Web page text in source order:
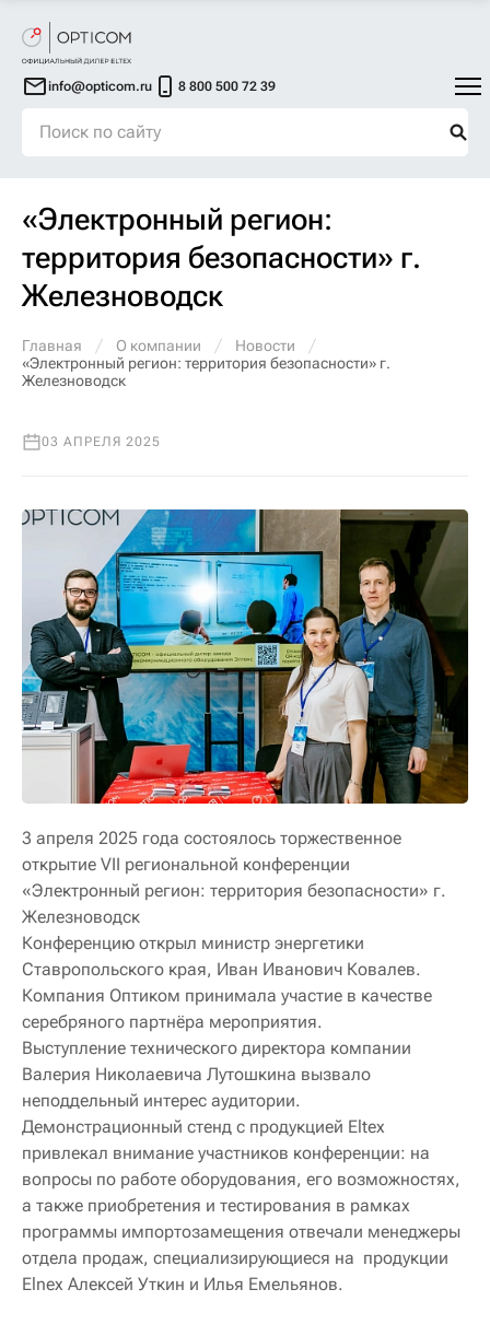
info@opticom.ru 8 800 500 72 39
«Электронный регион:
территория безопасности» г.
Железноводск
Главная О компании
Новости
«Электронный регион: территория безопасности» г.
Железноводск
03 АПРЕЛЯ 2025
3 апреля 2025 года состоялось торжественное
открытие VII региональной конференции
«Электронный регион: территория безопасности» г.
Железноводск
Конференцию открыл министр энергетики
Ставропольского края, Иван Иванович Ковалев.
Компания Оптиком принимала участие в качестве
серебряного партнёра мероприятия.
Выступление технического директора компании
Валерия Николаевича Лутошкина вызвало
неподдельный интерес аудитории.
Демонстрационный стенд с продукцией Eltex
привлекал внимание участников конференции: на
вопросы по работе оборудования, его возможностях,
а также приобретения и тестирования в рамках
программы импортозамещения отвечали менеджеры
отдела продаж, специализирующиеся на продукции
Elnex Алексей Уткин и Илья Емельянов.